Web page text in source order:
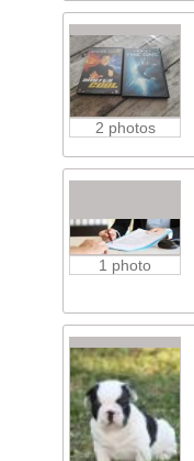
2 photos
1 photo